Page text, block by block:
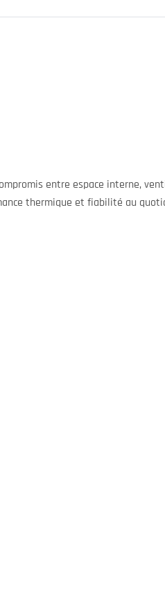
entre espace interne,
thermique et fiabilité au